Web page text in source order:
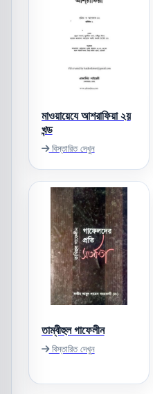
মাওয়ায়েযে আশরাফিয়া ২য়
খন্ড
বিস্তারিত দেখুন
তাম্বীহুল গাফেলীন
বিস্তারিত দেখুন